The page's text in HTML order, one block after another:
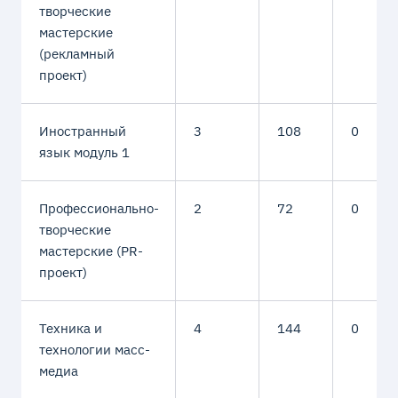
творческие
мастерские
(рекламный
проект)
Иностранный
язык модуль 1
3 108 0
Профессионально-
творческие
мастерские (PR-
проект)
2 72 0
Техника и
технологии масс-
медиа
4 144 0